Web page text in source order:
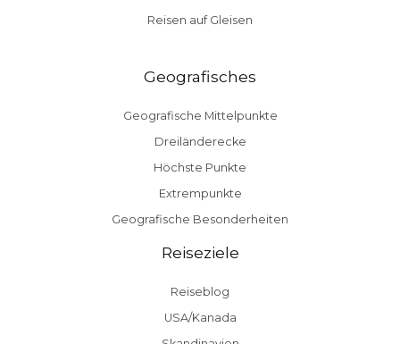
Reisen auf Gleisen
Geografisches
Geografische Mittelpunkte
Dreiländerecke
Höchste Punkte
Extrempunkte
Geografische Besonderheiten
Reiseziele
Reiseblog
USA/Kanada